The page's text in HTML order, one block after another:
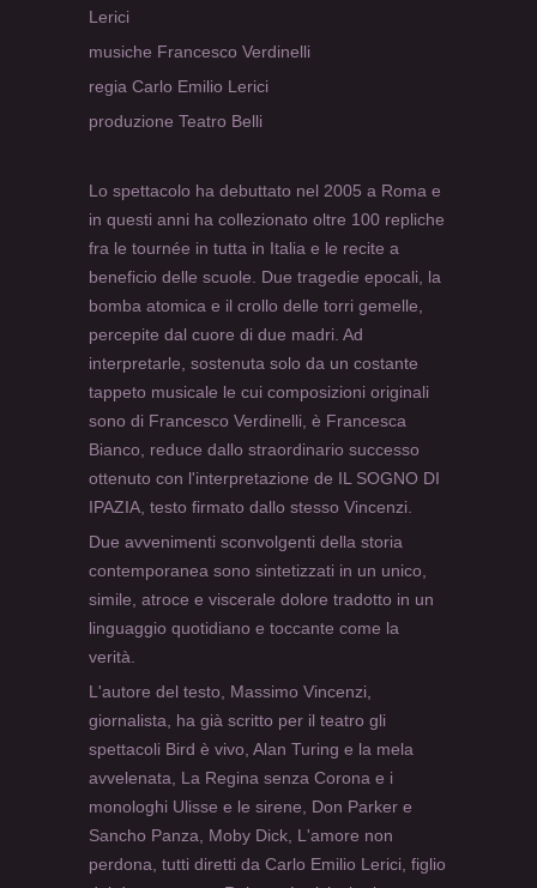
Lerici
musiche Francesco Verdinelli
regia Carlo Emilio Lerici
produzione Teatro Belli
Lo spettacolo ha debuttato nel 2005 a Roma e
in questi anni ha collezionato oltre 100 repliche
fra le tournée in tutta in Italia e le recite a
beneficio delle scuole. Due tragedie epocali, la
bomba atomica e il crollo delle torri gemelle,
percepite dal cuore di due madri. Ad
interpretarle, sostenuta solo da un costante
tappeto musicale le cui composizioni originali
sono di Francesco Verdinelli, è Francesca
Bianco, reduce dallo straordinario successo
ottenuto con l'interpretazione de IL SOGNO DI
IPAZIA, testo firmato dallo stesso Vincenzi.
Due avvenimenti sconvolgenti della storia
contemporanea sono sintetizzati in un unico,
simile, atroce e viscerale dolore tradotto in un
linguaggio quotidiano e toccante come la
verità.
L'autore del testo, Massimo Vincenzi,
giornalista, ha già scritto per il teatro gli
spettacoli Bird è vivo, Alan Turing e la mela
avvelenata, La Regina senza Corona e i
monologhi Ulisse e le sirene, Don Parker e
Sancho Panza, Moby Dick, L'amore non
perdona, tutti diretti da Carlo Emilio Lerici, figlio